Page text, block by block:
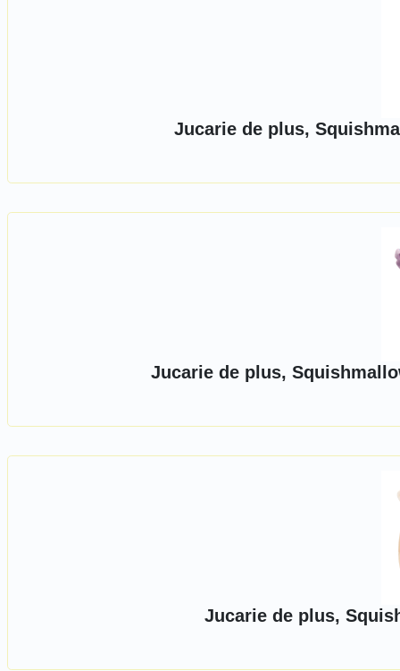
Jucarie de plus,
Jucarie de plus,
Jucarie de plus,